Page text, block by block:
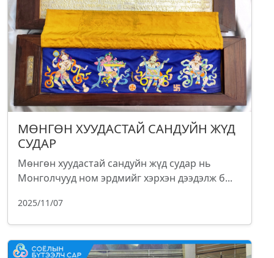
МӨНГӨН ХУУДАСТАЙ САНДУЙН ЖҮД
СУДАР
Мөнгөн хуудастай сандуйн жүд судар нь
Монголчууд ном эрдмийг хэрхэн дээдэлж б...
2025/11/07